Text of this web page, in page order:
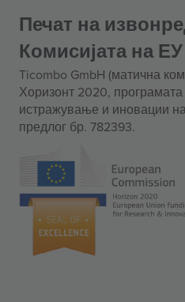
Печат на
Комисијата на ЕУ
Ticombo GmbH (матична
Хоризонт 2020,
истражување и иновации
предлог бр. 782393.